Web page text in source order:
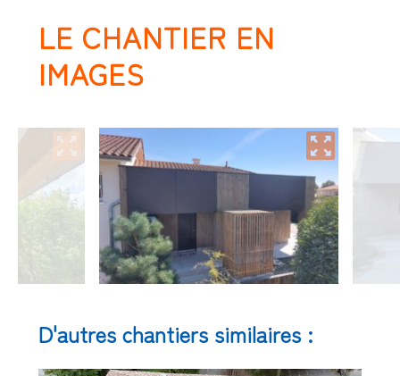
LE CHANTIER EN
IMAGES
D'autres chantiers similaires :